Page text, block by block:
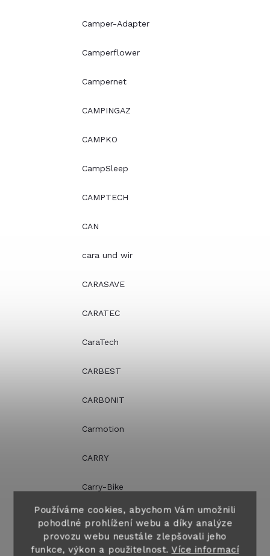
Používáme cookies, abychom Vám umožnili
pohodlné prohlížení webu a díky analýze
provozu webu neustále zlepšovali jeho
funkce, výkon a použitelnost. Více informací
Camper-Adapter
Camperflower
Campernet
CAMPINGAZ
CAMPKO
CampSleep
CAMPTECH
CAN
cara und wir
CARASAVE
CARATEC
CaraTech
CARBEST
CARBONIT
Carmotion
CARRY
Carry-Bike
Carysan